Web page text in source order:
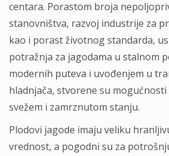
centara. Porastom broja
stanovništva, razvoj industrije za
kao i porast životnog standarda,
potražnja za jagodama u stalnom
modernih puteva i uvođenjem u
hladnjača, stvorene su mogućnosti
svežem i zamrznutom stanju.
Plodovi jagode imaju veliku
vrednost, a pogodni su za